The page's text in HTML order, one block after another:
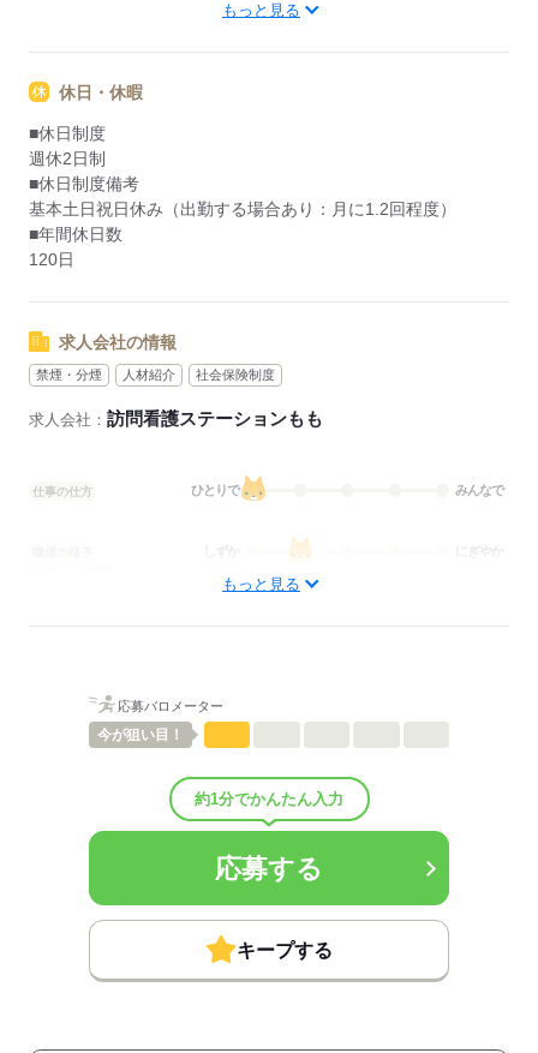
もっと見る
休日・休暇
■休日制度
週休2日制
■休日制度備考
基本土日祝日休み（出勤する場合あり：月に1.2回程度）
■年間休日数
120日
求人会社の情報
禁煙・分煙 人材紹介 社会保険制度
求人会社： 訪問看護ステーションもも
仕事の仕方 ひとりで みんなで
にぎやか
■退職金制度：有（勤続3年以上）
■退職金制度備考：退職金共済加入
■試用期間の待遇変更有無：無
■試用期間中の労働条件：■その他手当：
・通勤手当：上限20,000円/月 ※通勤距離が2キロを超える方へ支
※呼び出しで実際に訪問に出た場合は
会社の規定に基づき別途時給で換算し支給
・認定看護師／助産師手当あり：5,000円
もっと見る
応募バロメーター
今が狙い目！
約1分でかんたん入力
応募する
キープする